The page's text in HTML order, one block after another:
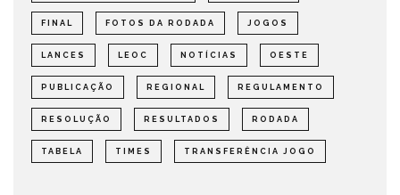
FINAL FOTOS DA RODADA JOGOS
LANCES LEOC NOTÍCIAS OESTE
PUBLICAÇÃO REGIONAL REGULAMENTO
RESOLUÇÃO RESULTADOS RODADA
TABELA TIMES TRANSFERÊNCIA JOGO